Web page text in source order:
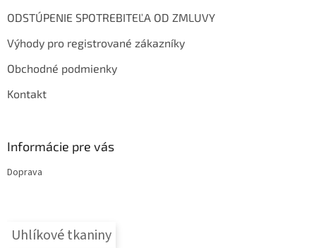
y
ý
ODSTÚPENIE SPOTREBITEĽA OD ZMLUVY
Výhody pro registrované zákazníky
Obchodné podmienky
Kontakt
Informácie pre vás
Doprava
Uhlíkové tkaniny